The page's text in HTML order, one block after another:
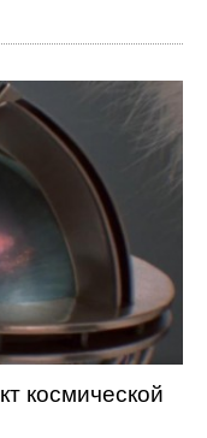
космической